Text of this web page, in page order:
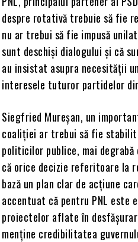
despre rotativă trebuie să fie
nu ar trebui să fie impusă
sunt deschiși dialogului și că
au insistat asupra necesității
interesele tuturor partidelor
Siegfried Mureșan, un
coaliției ar trebui să fie
politicilor publice, mai
că orice decizie referitoare la
bază un plan clar de acțiune
accentuat că pentru PNL este
proiectelor aflate în
menține credibilitatea